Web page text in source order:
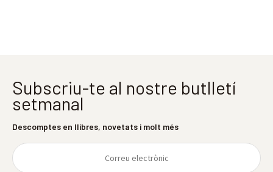
Subscriu-te al nostre butlletí
setmanal
Descomptes en llibres, novetats i molt més